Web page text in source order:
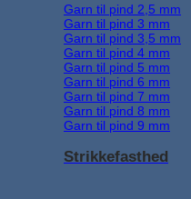
Garn til pind 2,5 mm
Garn til pind 3 mm
Garn til pind 3,5 mm
Garn til pind 4 mm
Garn til pind 5 mm
Garn til pind 6 mm
Garn til pind 7 mm
Garn til pind 8 mm
Garn til pind 9 mm
Strikkefasthed